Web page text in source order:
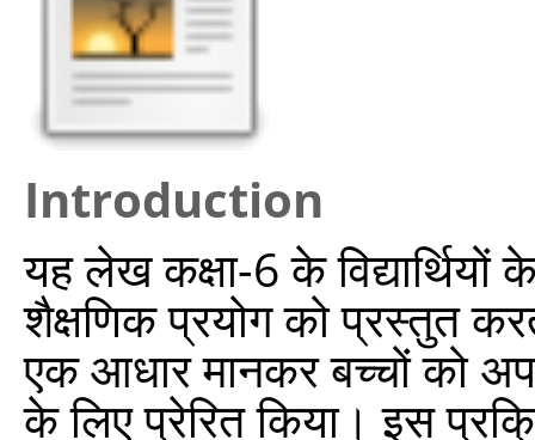
Introduction
यह लेख कक्षा-6 के
शैक्षणिक प्रयोग को प्रस्तुत
एक आधार मानकर बच्चों को
के लिए प्रेरित किया। इस